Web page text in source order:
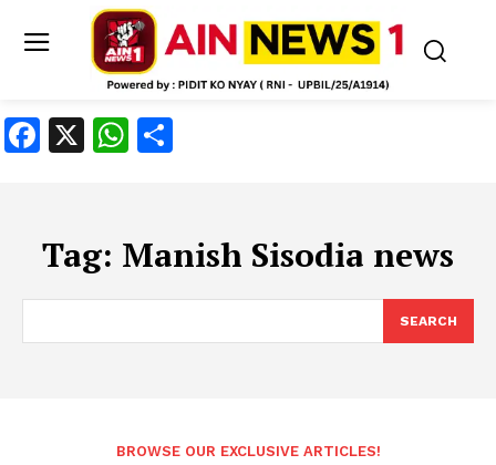
Facebook
X WhatsApp
Tag: Manish Sisodia news
SEARCH
BROWSE OUR EXCLUSIVE ARTICLES!